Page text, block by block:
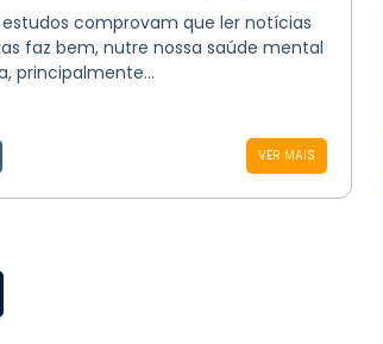
estudos comprovam que ler notícias
faz bem, nutre nossa saúde mental
principalmente...
VER MAIS